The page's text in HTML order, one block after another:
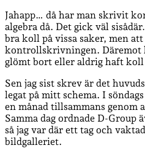
Jahapp… då har man skrivit
algebra då. Det gick väl
bra koll på vissa saker, men
kontrollskrivningen. Däremot
glömt bort eller aldrig haft koll
Sen jag sist skrev är det
legat på mitt schema. I
en månad tillsammans genom
Samma dag ordnade D-Group
så jag var där ett tag och
bildgalleriet.